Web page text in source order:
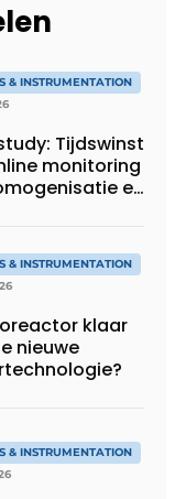
& INSTRUMENTATION
Tijdswinst
monitoring
en
& INSTRUMENTATION
klaar
nieuwe
& INSTRUMENTATION